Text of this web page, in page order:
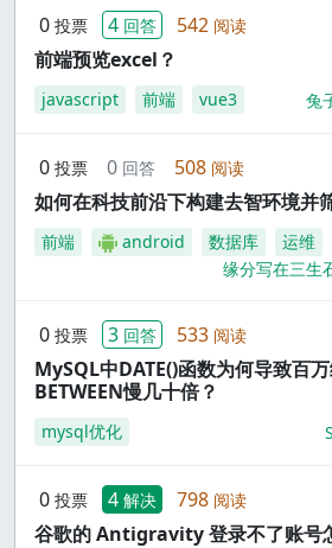
0 投票 4 回答 542 阅读
前端预览excel？
javascript 前端 vue3 兔
0 投票 0 回答 508 阅读
如何在科技前沿下构建去智环境并
前端 android 数据库
运维
缘分写在三生
0 投票 3 回答 533 阅读
MySQL中DATE()函数为何导致百
BETWEEN慢几十倍？
mysql优化
0 投票 4 解决 798 阅读
谷歌的 Antigravity 登录不了账号